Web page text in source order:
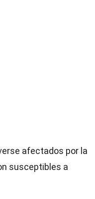
afectados por la
susceptibles a